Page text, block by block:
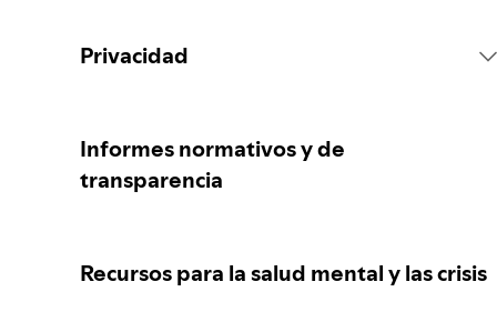
Reportar contenido
Orientación para padres, madres o
Privacidad
Tus controles de privacidad
Informes normativos y de
transparencia
Recursos para la salud mental y las crisis